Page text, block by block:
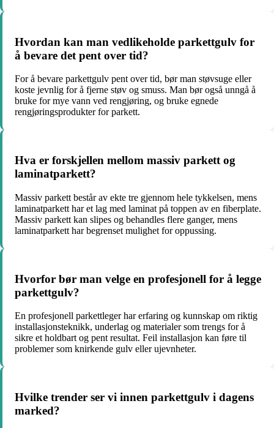
Hvordan kan man vedlikeholde parkettgulv for
å bevare det pent over tid?
For å bevare parkettgulv pent over tid, bør man støvsuge eller
koste jevnlig for å fjerne støv og smuss. Man bør også unngå å
bruke for mye vann ved rengjøring, og bruke egnede
rengjøringsprodukter for parkett.
Hva er forskjellen mellom massiv parkett og
laminatparkett?
Massiv parkett består av ekte tre gjennom hele tykkelsen, mens
laminatparkett har et lag med laminat på toppen av en fiberplate.
Massiv parkett kan slipes og behandles flere ganger, mens
laminatparkett har begrenset mulighet for oppussing.
Hvorfor bør man velge en profesjonell for å legge
parkettgulv?
En profesjonell parkettleger har erfaring og kunnskap om riktig
installasjonsteknikk, underlag og materialer som trengs for å
sikre et holdbart og pent resultat. Feil installasjon kan føre til
problemer som knirkende gulv eller ujevnheter.
Hvilke trender ser vi innen parkettgulv i dagens
marked?